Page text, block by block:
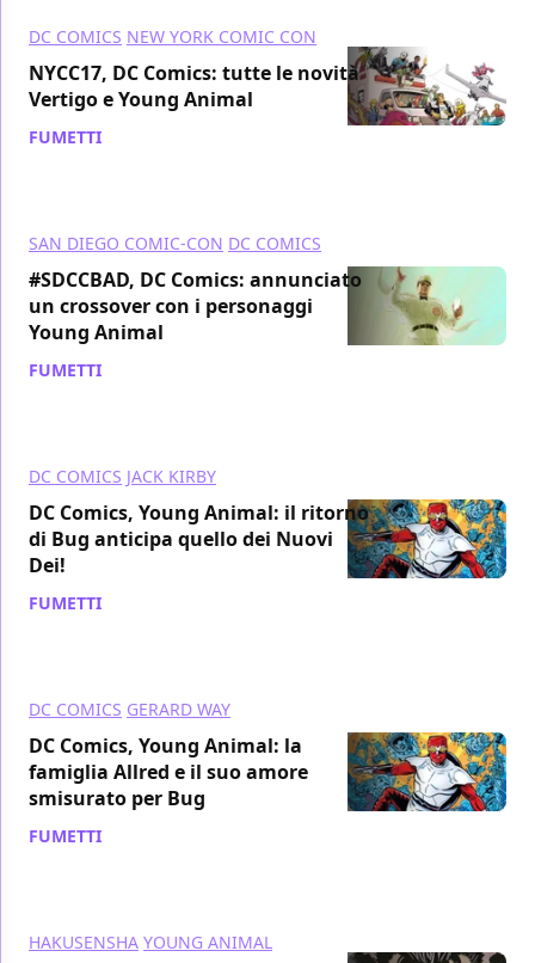
DC COMICS NEW YORK COMIC CON
NYCC17, DC Comics: tutte le novità
Vertigo e Young Animal
FUMETTI
SAN DIEGO COMIC-CON DC COMICS
#SDCCBAD, DC Comics: annunciato
un crossover con i personaggi
Young Animal
FUMETTI
DC COMICS JACK KIRBY
DC Comics, Young Animal: il ritorno
di Bug anticipa quello dei Nuovi
Dei!
FUMETTI
DC COMICS GERARD WAY
DC Comics, Young Animal: la
famiglia Allred e il suo amore
smisurato per Bug
FUMETTI
HAKUSENSHA YOUNG ANIMAL